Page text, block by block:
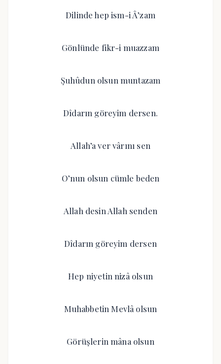
Dilinde hep ism-i Â’zam
Gönlünde fikr-i muazzam
Şuhûdun olsun muntazam
Dîdarın göreyim dersen.
Allah’a ver vârını sen
O’nun olsun cümle beden
Allah desin Allah senden
Dîdarın göreyim dersen
Hep niyetin nizâ olsun
Muhabbetin Mevlâ olsun
Görüşlerin mâna olsun